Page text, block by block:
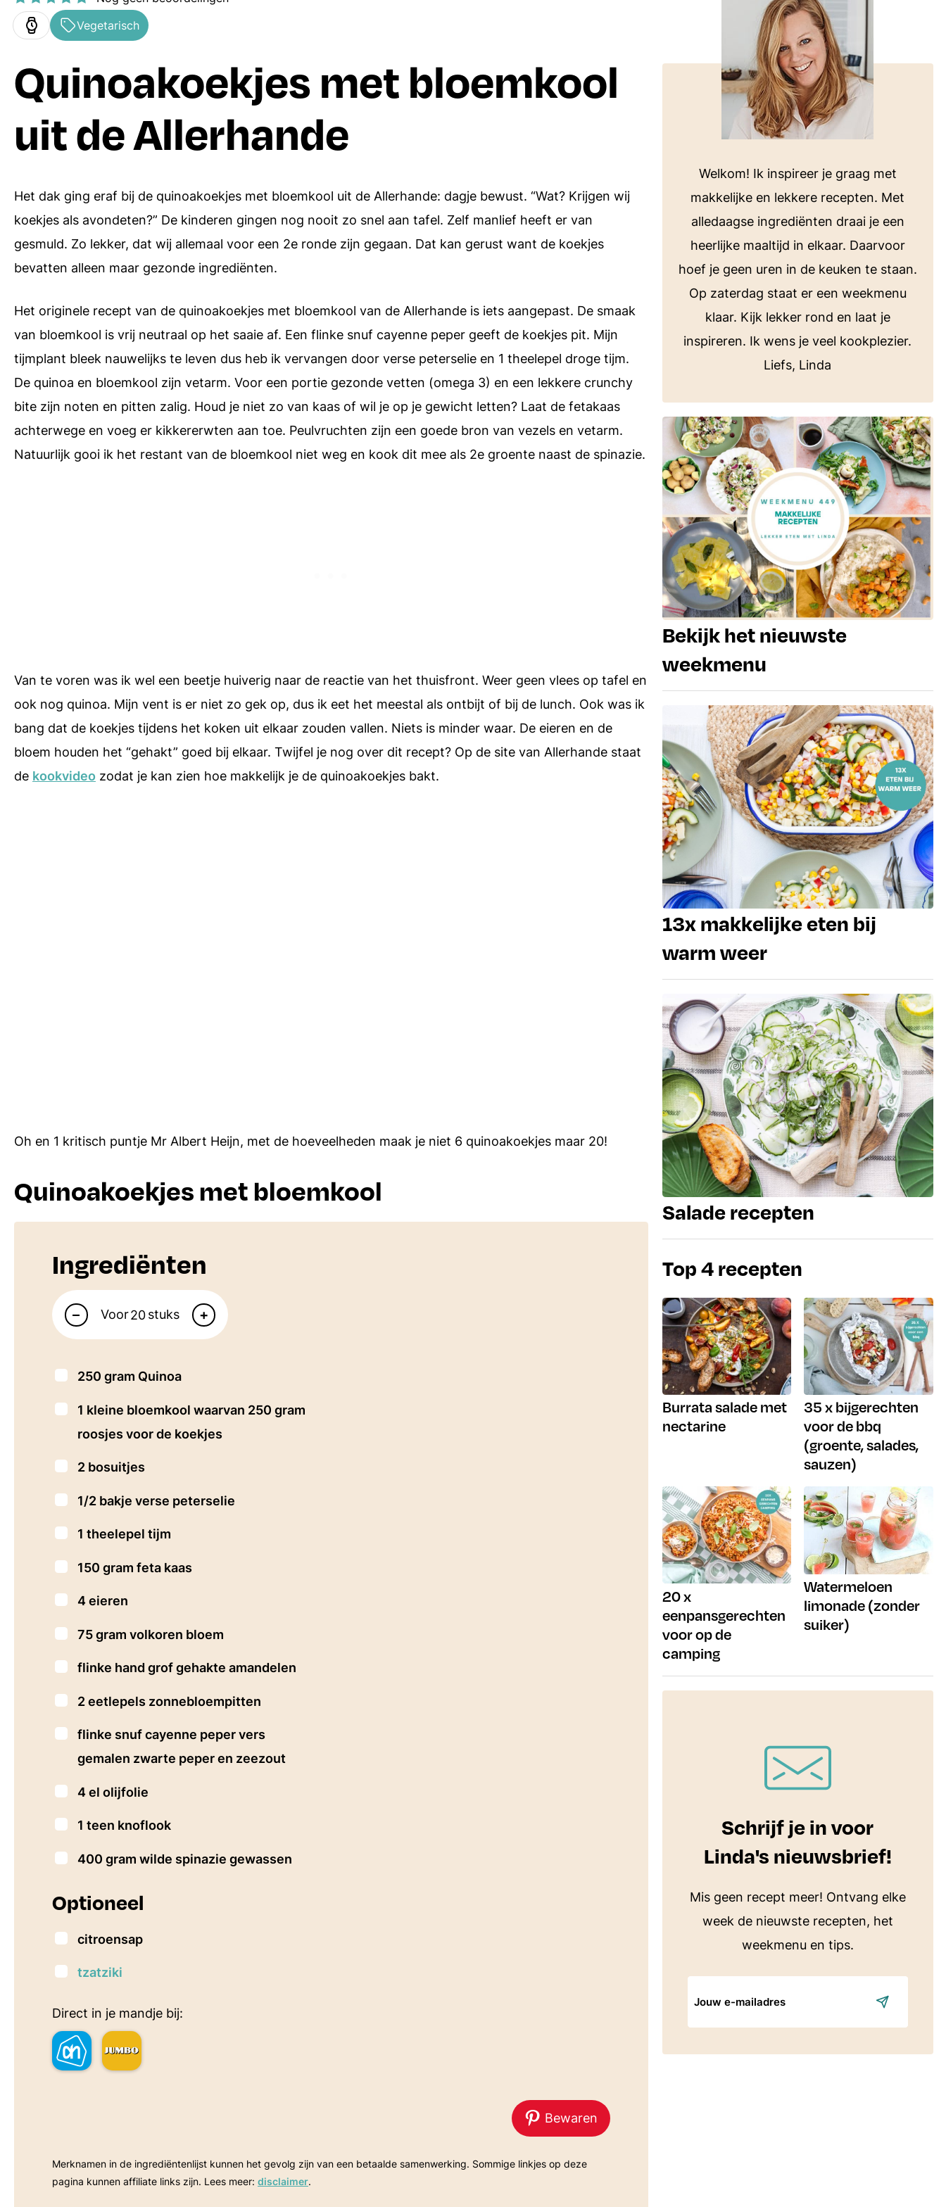
Hoofdgerechten
Desserts
Alle menugangen
Soepen
Pasta recepten
Receptenindex
Italiaanse recepten
Aardappels
Rijst
voor bij de barbecue of koken op de
camping.
Bekijk alle E-books
Vegetarisch
Quinoakoekjes met bloemkool
uit de Allerhande
Het dak ging eraf bij de quinoakoekjes met bloemkool uit de Allerhande: dagje bewust. “Wat? Krijgen wij
koekjes als avondeten?” De kinderen gingen nog nooit zo snel aan tafel. Zelf manlief heeft er van
gesmuld. Zo lekker, dat wij allemaal voor een 2e ronde zijn gegaan. Dat kan gerust want de koekjes
bevatten alleen maar gezonde ingrediënten.
Het originele recept van de quinoakoekjes met bloemkool van de Allerhande is iets aangepast. De smaak
van bloemkool is vrij neutraal op het saaie af. Een flinke snuf cayenne peper geeft de koekjes pit. Mijn
tijmplant bleek nauwelijks te leven dus heb ik vervangen door verse peterselie en 1 theelepel droge tijm.
De quinoa en bloemkool zijn vetarm. Voor een portie gezonde vetten (omega 3) en een lekkere crunchy
bite zijn noten en pitten zalig. Houd je niet zo van kaas of wil je op je gewicht letten? Laat de fetakaas
achterwege en voeg er kikkererwten aan toe. Peulvruchten zijn een goede bron van vezels en vetarm.
Natuurlijk gooi ik het restant van de bloemkool niet weg en kook dit mee als 2e groente naast de spinazie.
Van te voren was ik wel een beetje huiverig naar de reactie van het thuisfront. Weer geen vlees op tafel en
ook nog quinoa. Mijn vent is er niet zo gek op, dus ik eet het meestal als ontbijt of bij de lunch. Ook was ik
bang dat de koekjes tijdens het koken uit elkaar zouden vallen. Niets is minder waar. De eieren en de
bloem houden het “gehakt” goed bij elkaar. Twijfel je nog over dit recept? Op de site van Allerhande staat
de kookvideo zodat je kan zien hoe makkelijk je de quinoakoekjes bakt.
Oh en 1 kritisch puntje Mr Albert Heijn, met de hoeveelheden maak je niet 6 quinoakoekjes maar 20!
Quinoakoekjes met bloemkool
Ingrediënten
Aantal personen
– Voor stuks +
▢
250 gram Quinoa
▢
1 kleine bloemkool waarvan 250 gram
roosjes voor de koekjes
▢
2 bosuitjes
▢
1/2 bakje verse peterselie
▢
1 theelepel tijm
▢
150 gram feta kaas
▢
4eieren
▢
75gram volkoren bloem
▢
flinke hand grof gehakte amandelen
▢
2eetlepels zonnebloempitten
▢
flinke snuf cayenne pepervers
gemalen zwarte peper en zeezout
▢
4el olijfolie
▢
1 teen knoflook
▢
400 gram wilde spinazie gewassen
Optioneel
▢
citroensap
▢
tzatziki
Direct in je mandje bij:
Bewaren
Merknamen in de ingrediëntenlijst kunnen het gevolg zijn van een betaalde samenwerking. Sommige linkjes op deze
pagina kunnen affiliate links zijn. Lees meer: disclaimer.
Welkom! Ik inspireer je graag met
makkelijke en lekkere recepten. Met
alledaagse ingrediënten draai je een
heerlijke maaltijd in elkaar. Daarvoor
hoef je geen uren in de keuken te staan.
Op zaterdag staat er een weekmenu
klaar. Kijk lekker rond en laat je
inspireren. Ik wens je veel kookplezier.
Liefs, Linda
Bekijk het nieuwste
weekmenu
13x makkelijke eten bij
warm weer
Salade recepten
Top 4 recepten
Burrata salade met
nectarine
35 x bijgerechten
voor de bbq
(groente, salades,
sauzen)
20 x
eenpansgerechten
voor op de
camping
Watermeloen
limonade (zonder
suiker)
Schrijf je in voor
Linda's nieuwsbrief!
Mis geen recept meer! Ontvang elke
week de nieuwste recepten, het
weekmenu en tips.
mailadres